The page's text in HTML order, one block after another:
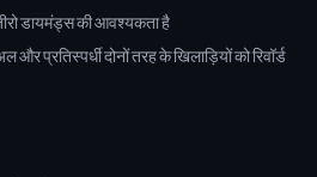
डायमंड्स की आवश्यकता है
प्रतिस्पर्धी दोनों तरह के खिलाड़ियों को रिवॉर्ड